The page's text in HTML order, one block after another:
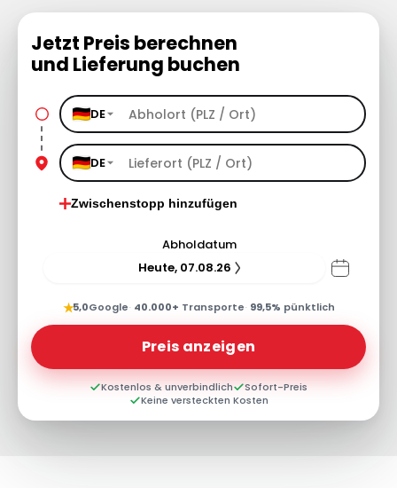
Jetzt Preis berechnen
und Lieferung buchen
DE
DE
Zwischenstopp hinzufügen
Abholdatum
Heute, 07.08.26
★5,0Google· 40.000+ Transporte· 99,5% pünktlich
Preis anzeigen
Kostenlos & unverbindlich
Sofort-Preis
Keine versteckten Kosten